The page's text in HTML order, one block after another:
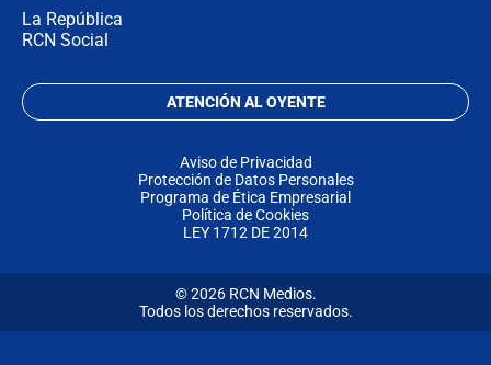
La República
RCN Social
ATENCIÓN AL OYENTE
Aviso de Privacidad
Protección de Datos Personales
Programa de Ética Empresarial
Política de Cookies
LEY 1712 DE 2014
© 2026 RCN Medios.
Todos los derechos reservados.